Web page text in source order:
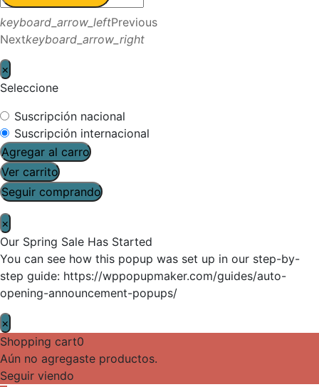
keyboard_arrow_leftPrevious
Nextkeyboard_arrow_right
×
Seleccione
Suscripción nacional
Suscripción internacional
Agregar al carro
Ver carrito
Seguir comprando
×
Our Spring Sale Has Started
You can see how this popup was set up in our step-by-
step guide: https://wppopupmaker.com/guides/auto-
opening-announcement-popups/
×
Shopping cart0
Aún no agregaste productos.
Seguir viendo